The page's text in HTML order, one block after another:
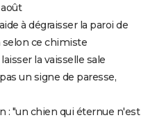
à dégraisser la paroi de
selon ce chimiste
la vaisselle sale
un signe de paresse,
: "un chien qui éternue n'est